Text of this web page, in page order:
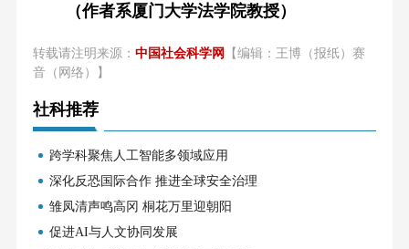
（作者系厦门大学法学院教授）
转载请注明来源： 中国社会科学网 【编辑：王博（报纸）赛
音（网络）】
社科推荐
跨学科聚焦人工智能多领域应用
深化反恐国际合作 推进全球安全治理
雏凤清声鸣高冈 桐花万里迎朝阳
促进AI与人文协同发展